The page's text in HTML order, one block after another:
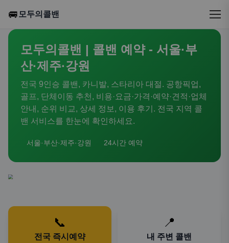
🚐 모두의콜밴
모두의콜밴 | 콜밴 예약 - 서울·부
산·제주·강원
전국 9인승 콜밴, 카니발, 스타리아 대절. 공항픽업,
골프, 단체이동 추천, 비용·요금·가격·예약·견적·업체
안내, 순위 비교, 상세 정보, 이용 후기. 전국 지역 콜
밴 서비스를 한눈에 확인하세요.
서울·부산·제주·강원 24시간 예약
📞
전국 즉시예약
📍
내 주변 콜밴